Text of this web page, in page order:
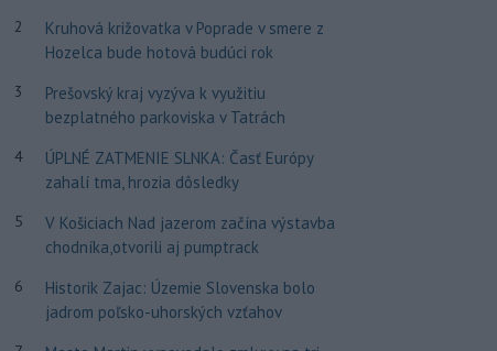
2
Kruhová križovatka v Poprade v smere z
Hozelca bude hotová budúci rok
3
Prešovský kraj vyzýva k využitiu
bezplatného parkoviska v Tatrách
4
ÚPLNÉ ZATMENIE SLNKA: Časť Európy
zahalí tma, hrozia dôsledky
5
V Košiciach Nad jazerom začína výstavba
chodníka,otvorili aj pumptrack
6
Historik Zajac: Územie Slovenska bolo
jadrom poľsko-uhorských vzťahov